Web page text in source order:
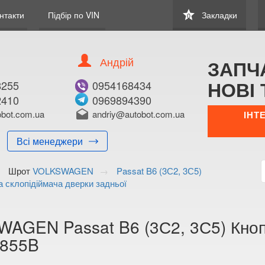
Підбір по VIN star
0 Закладки
Всі менеджери
Андрій
0954168434
0969894390
drafts andriy@autobot.com.ua
НОВІ
ШротVOLKSWAGEN
Passat B6 (3С2, 3С5)
склопідіймача дверки задньої
Passat B6 (3С2, 3С5)
В ЗАКЛАДКИ КУПИТИ
Менеджер:
+38 (095) 416-
+38 (096) 989-